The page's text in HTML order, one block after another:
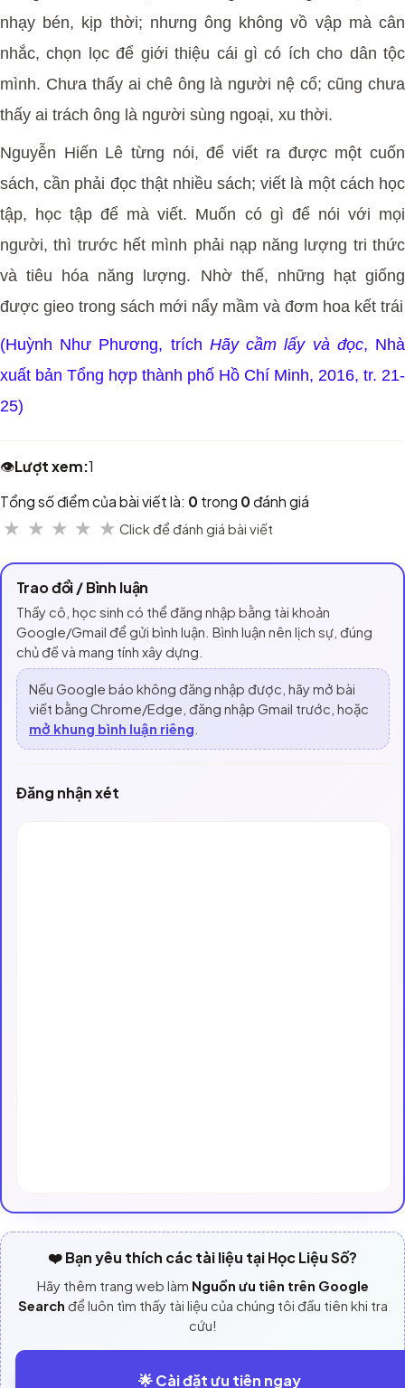
nhạy bén, kịp thời; nhưng ông không vồ vập mà cân
nhắc, chọn lọc để giới thiệu cái gì có ích cho dân tộc
mình. Chưa thấy ai chê ông là người nệ cổ; cũng chưa
thấy ai trách ông là người sùng ngoại, xu thời.
Nguyễn Hiến Lê từng nói, để viết ra được một cuốn
sách, cần phải đọc thật nhiều sách; viết là một cách học
tập, học tập để mà viết. Muốn có gì để nói với mọi
người, thì trước hết mình phải nạp năng lượng tri thức
và tiêu hóa năng lượng. Nhờ thế, những hạt giống
được gieo trong sách mới nẩy mầm và đơm hoa kết trái
(Huỳnh Như Phương, trích Hãy cầm lấy và đọc, Nhà
xuất bản Tổng hợp thành phố Hồ Chí Minh, 2016, tr. 21-
25)
👁️Lượt xem:1
Tổng số điểm của bài viết là: 0 trong 0 đánh giá
★ ★ ★ ★ ★ Click để đánh giá bài viết
Trao đổi / Bình luận
Thầy cô, học sinh có thể đăng nhập bằng tài khoản
Google/Gmail để gửi bình luận. Bình luận nên lịch sự, đúng
chủ đề và mang tính xây dựng.
Nếu Google báo không đăng nhập được, hãy mở bài
viết bằng Chrome/Edge, đăng nhập Gmail trước, hoặc
mở khung bình luận riêng
Đăng nhận xét
❤️ Bạn yêu thích các tài liệu tại Học Liệu Số?
Hãy thêm trang web làm Nguồn ưu tiên trên Google
Search để luôn tìm thấy tài liệu của chúng tôi đầu tiên khi tra
cứu!
🌟 Cài đặt ưu tiên ngay